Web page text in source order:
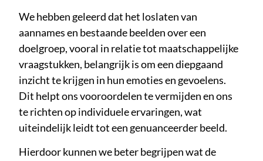
We hebben geleerd dat het loslaten van
aannames en bestaande beelden over een
doelgroep, vooral in relatie tot maatschappelijke
vraagstukken, belangrijk is om een diepgaand
inzicht te krijgen in hun emoties en gevoelens.
Dit helpt ons vooroordelen te vermijden en ons
te richten op individuele ervaringen, wat
uiteindelijk leidt tot een genuanceerder beeld.
Hierdoor kunnen we beter begrijpen wat de